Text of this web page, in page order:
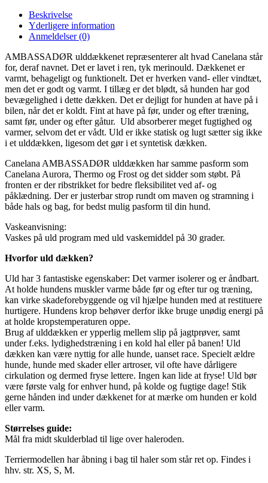
Beskrivelse
Yderligere information
Anmeldelser (0)
AMBASSADØR ulddækkenet repræsenterer alt hvad Canelana står
for, deraf navnet. Det er lavet i ren, tyk merinould. Dækkenet er
varmt, behageligt og funktionelt. Det er hverken vand- eller vindtæt,
men det er godt og varmt. I tillæg er det blødt, så hunden har god
bevægelighed i dette dækken. Det er dejligt for hunden at have på i
bilen, når det er koldt. Fint at have på før, under og efter træning,
samt før, under og efter gåtur. Uld absorberer meget fugtighed og
varmer, selvom det er vådt. Uld er ikke statisk og lugt sætter sig ikke
i et ulddækken, ligesom det gør i et syntetisk dækken.
Canelana AMBASSADØR ulddækken har samme pasform som
Canelana Aurora, Thermo og Frost og det sidder som støbt. På
fronten er der ribstrikket for bedre fleksibilitet ved af- og
påklædning. Der er justerbar strop rundt om maven og stramning i
både hals og bag, for bedst mulig pasform til din hund.
Vaskeanvisning:
Vaskes på uld program med uld vaskemiddel på 30 grader.
Hvorfor uld dækken?
Uld har 3 fantastiske egenskaber: Det varmer isolerer og er åndbart.
At holde hundens muskler varme både før og efter tur og træning,
kan virke skadeforebyggende og vil hjælpe hunden med at restituere
hurtigere. Hundens krop behøver derfor ikke bruge unødig energi på
at holde kropstemperaturen oppe.
Brug af ulddækken er ypperlig mellem slip på jagtprøver, samt
under f.eks. lydighedstræning i en kold hal eller på banen! Uld
dækken kan være nyttig for alle hunde, uanset race. Specielt ældre
hunde, hunde med skader eller artroser, vil ofte have dårligere
cirkulation og dermed fryse lettere. Ingen kan lide at fryse! Uld bør
være første valg for enhver hund, på kolde og fugtige dage! Stik
gerne hånden ind under dækkenet for at mærke om hunden er kold
eller varm.
Størrelses guide:
Mål fra midt skulderblad til lige over haleroden.
Terriermodellen har åbning i bag til haler som står ret op. Findes i
hhv. str. XS, S, M.